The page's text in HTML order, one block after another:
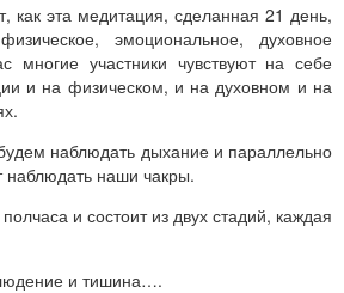
как эта медитация, сделанная 21 день,
эмоциональное, духовное
многие участники чувствуют на себе
и на физическом, и на духовном и на
наблюдать дыхание и параллельно
наблюдать наши чакры.
и состоит из двух стадий, каждая
и тишина….